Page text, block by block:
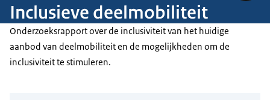
Inclusieve deelmobiliteit
Onderzoeksrapport over de inclusiviteit van het huidige
aanbod van deelmobiliteit en de mogelijkheden om de
inclusiviteit te stimuleren.